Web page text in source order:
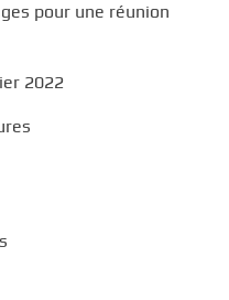
pour une réunion
2022